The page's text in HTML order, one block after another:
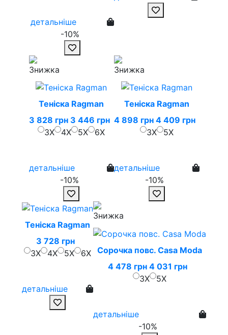
детальніше
-10%
Теніска Ragman
3 828 грн 3 446 грн
3X
4X 5X 6X
детальніше
-10%
Теніска Ragman
4 898 грн 4 409 грн
3X
5X
детальніше
-10%
Теніска Ragman
3 728 грн
3X
4X 5X 6X
детальніше
Сорочка повс. Casa Moda
4 478 грн 4 031 грн
3X
5X
детальніше
-10%